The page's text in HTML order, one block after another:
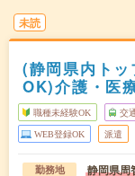
未読
(静岡県内ト
OK)介護・医
職種未経験OK 交
WEB登録OK 派遣
勤務地 静岡県周